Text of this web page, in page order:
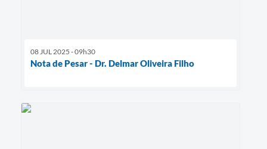
08 JUL 2025 - 09h30
Nota de Pesar - Dr. Delmar Oliveira Filho